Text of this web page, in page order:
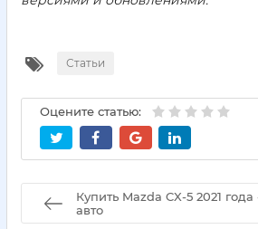
Статьи
Оцените статью:
Купить Mazda CX-5 2021
авто